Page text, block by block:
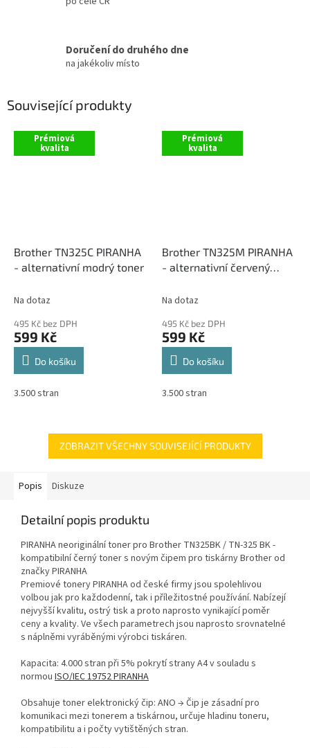
Doručení do druhého dne
na jakékoliv místo
Související produkty
Prémiová
kvalita
Brother TN325C PIRANHA
- alternativní modrý toner
Na dotaz
495 Kč bez DPH
599 Kč
Do košíku
3.500 stran
Prémiová
kvalita
Brother TN325M PIRANHA
- alternativní červený
Na dotaz
495 Kč bez DPH
599 Kč
Do košíku
3.500 stran
ZOBRAZIT VŠECHNY SOUVISEJÍCÍ PRODUKTY
Popis Diskuze
Detailní popis produktu
PIRANHA neoriginální toner pro Brother TN325BK / TN-325 BK -
kompatibilní černý toner s novým čipem pro tiskárny Brother od
značky PIRANHA
Premiové tonery PIRANHA od české firmy jsou spolehlivou
volbou jak pro každodenní, tak i příležitostné používání. Nabízejí
nejvyšší kvalitu, ostrý tisk a proto naprosto vynikající poměr
ceny a kvality. Ve všech parametrech jsou naprosto srovnatelné
s náplněmi vyráběnými výrobci tiskáren.
Kapacita: 4.000 stran při 5% pokrytí strany A4 v souladu s
normou ISO/IEC 19752 PIRANHA
Obsahuje toner elektronický čip: ANO → Čip je zásadní pro
komunikaci mezi tonerem a tiskárnou, určuje hladinu toneru,
kompatibilitu a i počty vytištěných stran.